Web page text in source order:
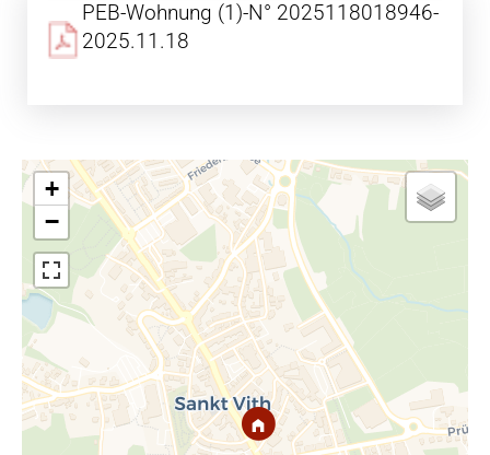
PEB-Wohnung (1)-N° 2025118018946-
2025.11.18
+
−